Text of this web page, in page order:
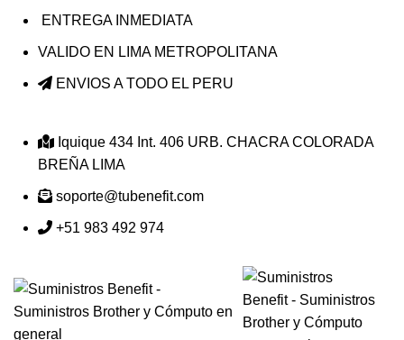
ENTREGA INMEDIATA
VALIDO EN LIMA METROPOLITANA
ENVIOS A TODO EL PERU
Iquique 434 Int. 406 URB. CHACRA COLORADA
BREÑA LIMA
soporte@tubenefit.com
+51 983 492 974